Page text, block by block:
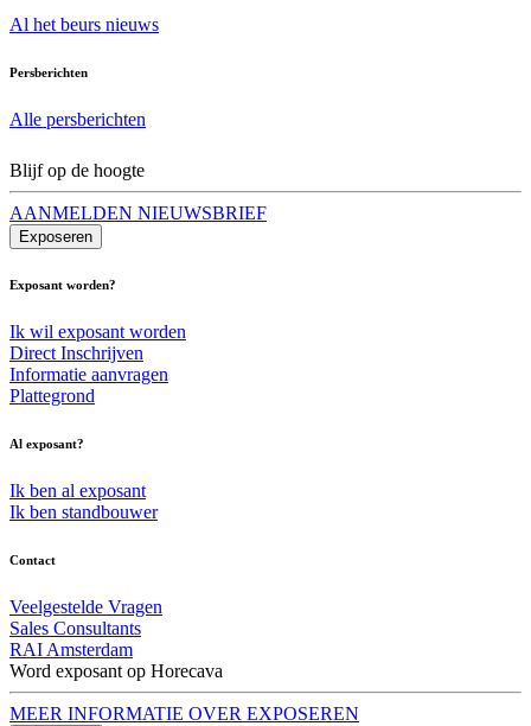
Al het beurs nieuws
Persberichten
Alle persberichten
Blijf op de hoogte
AANMELDEN NIEUWSBRIEF
Exposeren
Exposant worden?
Ik wil exposant worden
Direct Inschrijven
Informatie aanvragen
Plattegrond
Al exposant?
Ik ben al exposant
Ik ben standbouwer
Contact
Veelgestelde Vragen
Sales Consultants
RAI Amsterdam
Word exposant op Horecava
MEER INFORMATIE OVER EXPOSEREN